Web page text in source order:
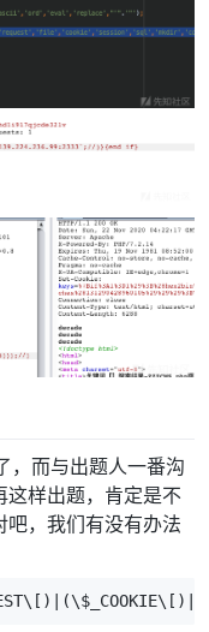
，而与出题人一番沟
样出题，肯定是不
，我们有没有办法